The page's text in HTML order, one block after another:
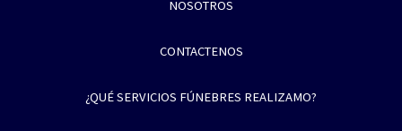
NOSOTROS
CONTACTENOS
¿QUÉ SERVICIOS FÚNEBRES REALIZAMO?